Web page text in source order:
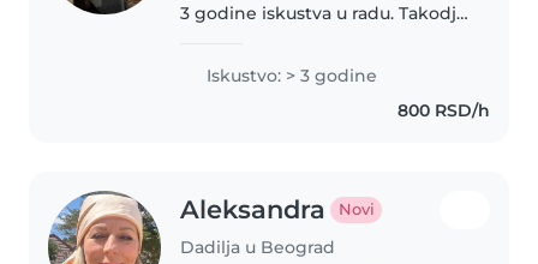
3 godine iskustva u radu. Takodje
za decu, tako da sam vesta u
osmisljavanju aktivnosti
prilagodjenih deci. Trenutno..
Iskustvo: > 3 godine
800 RSD/h
Aleksandra Novi
Dadilja u Beograd